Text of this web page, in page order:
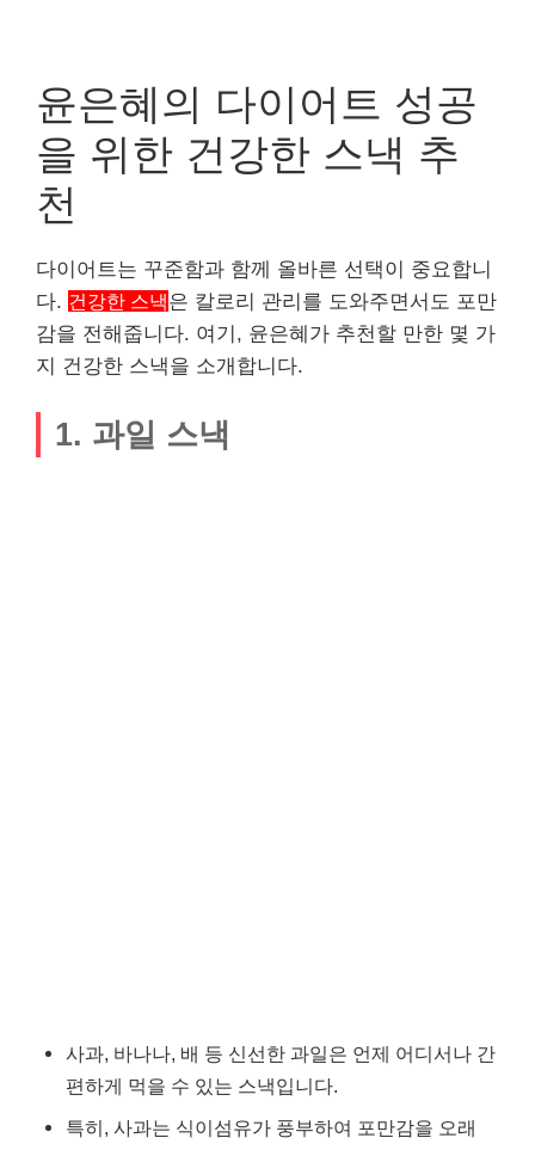
윤은혜의 다이어트 성공
을 위한 건강한 스낵 추
천
다이어트는 꾸준함과 함께 올바른 선택이 중요합니
다. 건강한 스낵은 칼로리 관리를 도와주면서도 포만
감을 전해줍니다. 여기, 윤은혜가 추천할 만한 몇 가
지 건강한 스낵을 소개합니다.
1. 과일 스낵
사과, 바나나, 배 등 신선한 과일은 언제 어디서나 간
편하게 먹을 수 있는 스낵입니다.
특히, 사과는 식이섬유가 풍부하여 포만감을 오래